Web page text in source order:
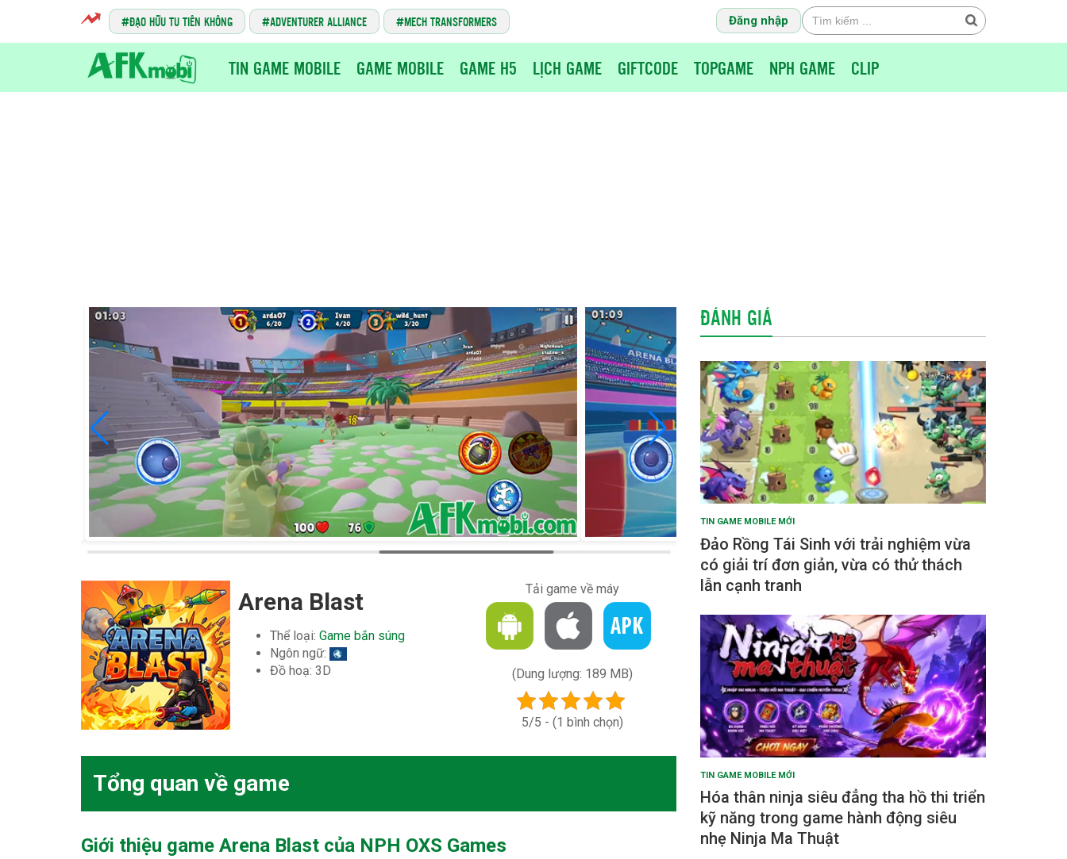
ĐẠO HỮU TU TIÊN KHÔNG ADVENTURER ALLIANCE MECH TRANSFORMERS Đăng nhập
TIN GAME MOBILE GAME MOBILE GAME H5 LỊCH GAME GIFTCODE TOPGAME NPH GAME CLIP
Arena Blast
Thể loại: Game bắn súng
Ngôn ngữ:
Đồ hoạ: 3D
Tải game về máy
(Dung lượng: 189 MB)
5/5 - (1 bình chọn)
Tổng quan về game
Giới thiệu game Arena Blast của NPH OXS Games
ĐÁNH GIÁ
TIN GAME MOBILE MỚI
Đảo Rồng Tái Sinh với trải nghiệm vừa
có giải trí đơn giản, vừa có thử thách
lẫn cạnh tranh
TIN GAME MOBILE MỚI
Hóa thân ninja siêu đẳng tha hồ thi triển
kỹ năng trong game hành động siêu
nhẹ Ninja Ma Thuật